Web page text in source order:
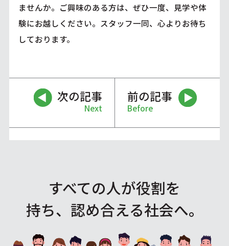
ませんか。ご興味のある方は、ぜひ一度、見学や体
験にお越しください。スタッフ一同、心よりお待ち
しております。
次の記事
Next
前の記事
Before
すべての人が役割を
持ち、認め合える社会へ。